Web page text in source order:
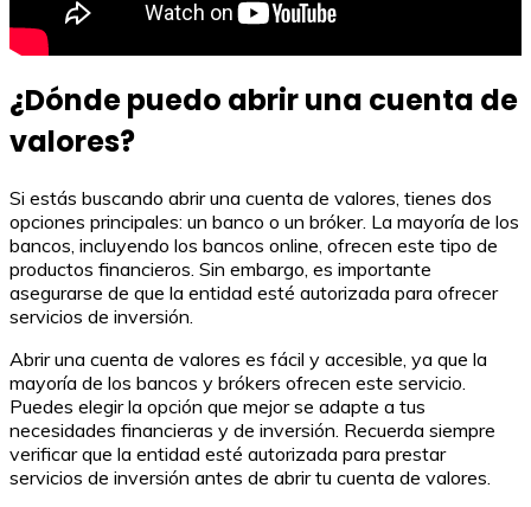
¿Dónde puedo abrir una cuenta de
valores?
Si estás buscando abrir una cuenta de valores, tienes dos
opciones principales: un banco o un bróker. La mayoría de los
bancos, incluyendo los bancos online, ofrecen este tipo de
productos financieros. Sin embargo, es importante
asegurarse de que la entidad esté autorizada para ofrecer
servicios de inversión.
Abrir una cuenta de valores es fácil y accesible, ya que la
mayoría de los bancos y brókers ofrecen este servicio.
Puedes elegir la opción que mejor se adapte a tus
necesidades financieras y de inversión. Recuerda siempre
verificar que la entidad esté autorizada para prestar
servicios de inversión antes de abrir tu cuenta de valores.